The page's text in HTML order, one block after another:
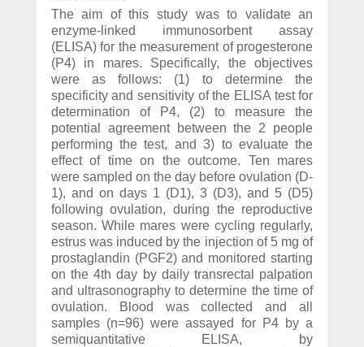
The aim of this study was to validate an
enzyme-linked immunosorbent assay
(ELISA) for the measurement of progesterone
(P4) in mares. Specifically, the objectives
were as follows: (1) to determine the
specificity and sensitivity of the ELISA test for
determination of P4, (2) to measure the
potential agreement between the 2 people
performing the test, and 3) to evaluate the
effect of time on the outcome. Ten mares
were sampled on the day before ovulation (D-
1), and on days 1 (D1), 3 (D3), and 5 (D5)
following ovulation, during the reproductive
season. While mares were cycling regularly,
estrus was induced by the injection of 5 mg of
prostaglandin (PGF2) and monitored starting
on the 4th day by daily transrectal palpation
and ultrasonography to determine the time of
ovulation. Blood was collected and all
samples (n=96) were assayed for P4 by a
semiquantitative ELISA, by